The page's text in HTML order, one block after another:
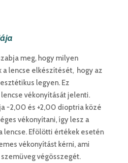
meg, hogy milyen
a lencse elkészítését, hogy az
legyen. Ez
vékonyítását jelenti.
-2,00 és +2,00 dioptria közé
vékonyítani, így lesz a
lencse. Efölötti értékek esetén
vékonyítást kérni, ami
végösszegét.